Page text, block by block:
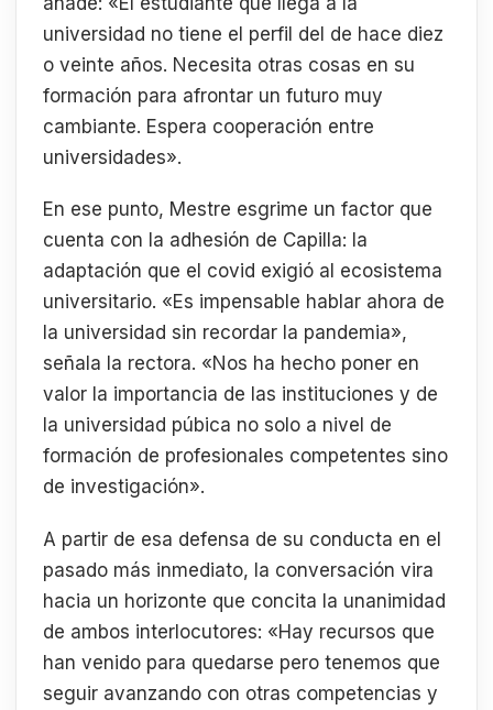
universidad no tiene el perfil del de hace diez
o veinte años. Necesita otras cosas en su
formación para afrontar un futuro muy
cambiante. Espera cooperación entre
universidades».
En ese punto, Mestre esgrime un factor que
cuenta con la adhesión de Capilla: la
adaptación que el covid exigió al ecosistema
universitario. «Es impensable hablar ahora de
la universidad sin recordar la pandemia»,
señala la rectora. «Nos ha hecho poner en
valor la importancia de las instituciones y de
la universidad púbica no solo a nivel de
formación de profesionales competentes sino
de investigación».
A partir de esa defensa de su conducta en el
pasado más inmediato, la conversación vira
hacia un horizonte que concita la unanimidad
de ambos interlocutores: «Hay recursos que
han venido para quedarse pero tenemos que
seguir avanzando con otras competencias y